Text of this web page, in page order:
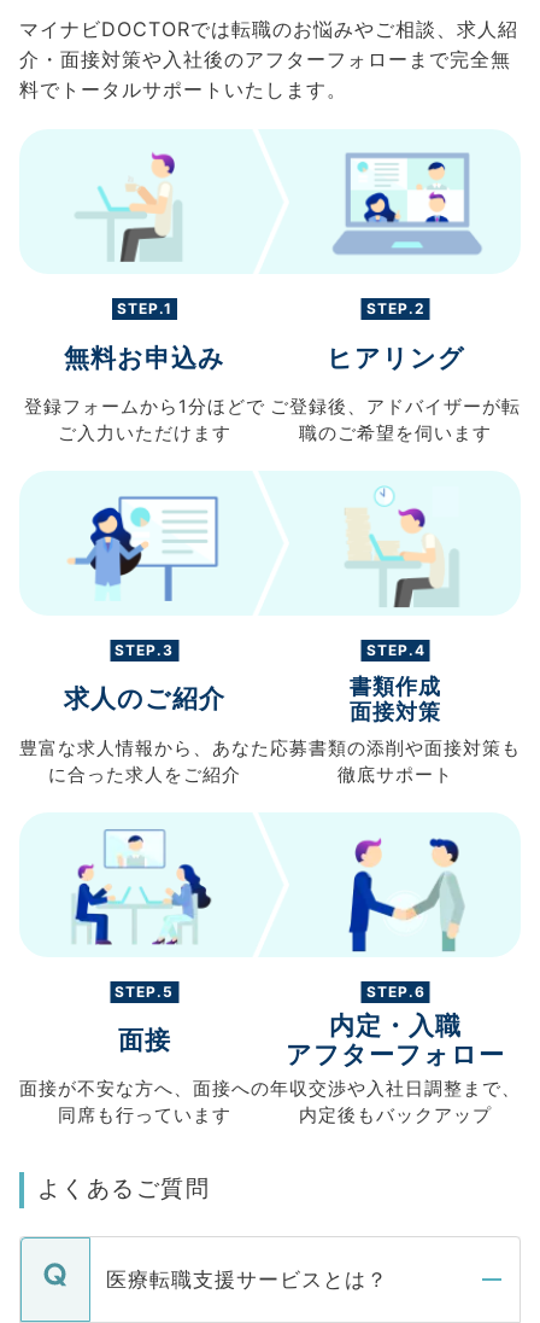
マイナビDOCTORでは転職のお悩みやご相談、求人紹
介・面接対策や入社後のアフターフォローまで完全無
料でトータルサポートいたします。
STEP.1
無料お申込み
登録フォームから 1分ほどで
ご入力 いただけます
STEP.2
ヒアリング
ご登録後、 アドバイザーが転
職のご希望を伺います
STEP.3
求人のご紹介
豊富な求人情報から、 あなた
に合った求人を ご紹介
STEP.4
書類作成
面接対策
応募書類の添削や面接対策も
徹底サポート
STEP.5
面接
面接が不安な方へ、 面接への
同席も行っています
STEP.6
内定・入職
アフターフォロー
年収交渉や入社日調整まで、
内定後もバックアップ
よくあるご質問
医療転職支援サービスとは？